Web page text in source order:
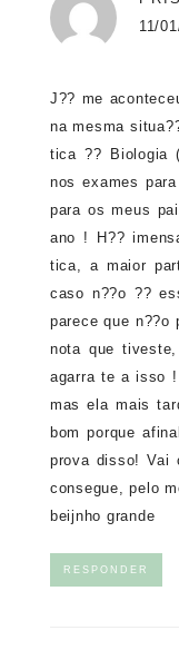
11/
J?? me
na mesma
tica ?? Biologia
nos exames
para os meus
ano ! H??
tica, a maior
caso n??o ??
parece que n??o
nota que
agarra te a isso
mas ela mais
bom porque
prova disso! Vai
consegue, pelo
beijnho grande
RESPONDER